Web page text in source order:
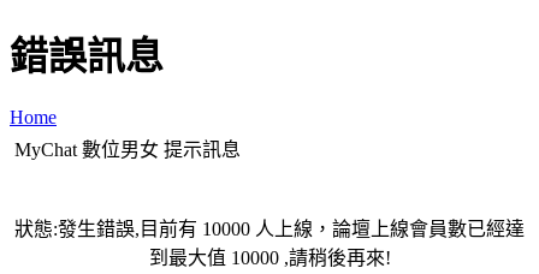
錯誤訊息
Home
MyChat 數位男女 提示訊息
狀態:發生錯誤,目前有 10000 人上線，論壇上線會員數已經達
到最大值 10000 ,請稍後再來!